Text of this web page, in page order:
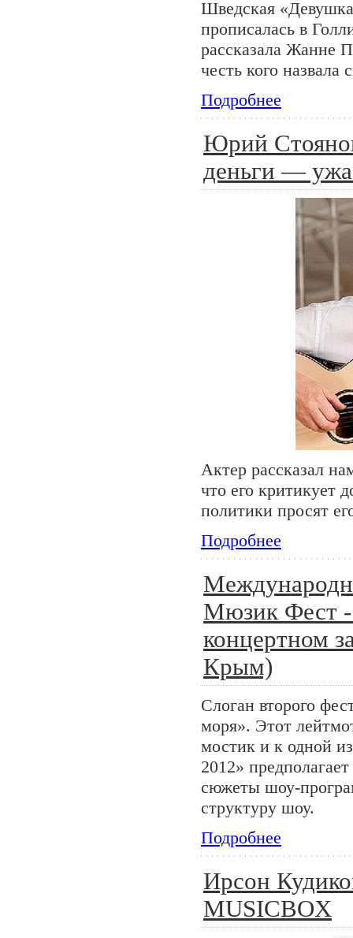
Шведская
прописалась в
рассказала Жанне
честь кого
Подробнее
Юрий
деньги —
Актер рассказал
что его критикует
политики просят
Подробнее
Мюзик Фест -
концертном
Крым)
Слоган второго
моря». Этот
мостик и к одной
2012»
сюжеты шоу-
структуру шоу.
Подробнее
Ирсон
MUSICBOX